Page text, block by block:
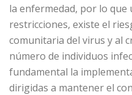
la enfermedad, por lo que
restricciones, existe el
comunitaria del virus y al
número de individuos
fundamental la
dirigidas a mantener el